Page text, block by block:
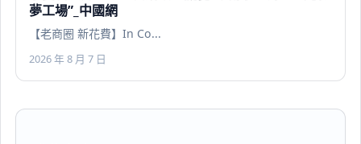
夢工場”_中國網
【老商圈 新花費】In Co...
2026 年 8 月 7 日